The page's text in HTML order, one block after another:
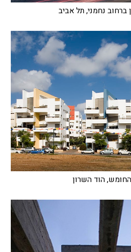
ברחוב נחמני, תל אביב
הוד השרון